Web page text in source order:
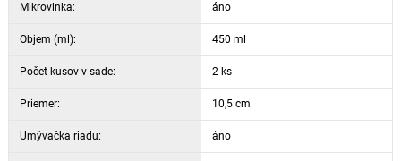
Mikrovlnka: áno
Objem (ml): 450 ml
Počet kusov v sade: 2 ks
Priemer: 10,5 cm
Umývačka riadu: áno